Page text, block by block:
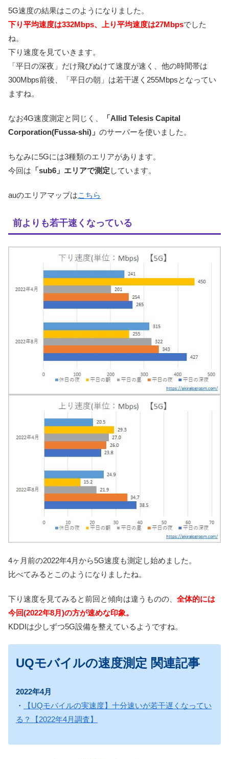
5G速度の結果はこのようになりました。
下り平均速度は332Mbps、上り平均速度は27Mbpsでした
ね。
下り速度を見ていきます。
「平日の深夜」だけ飛びぬけて速度が速く、他の時間帯は
300Mbps前後、「平日の朝」は若干遅く255Mbpsとなってい
ますね。
なお4G速度測定と同じく、
「Allid Telesis Capital
Corporation(Fussa-shi)」 のサーバーを使いました。
ちなみに5Gには3種類のエリアがあります。
今回は 「sub6」エリアで測定 しています。
auのエリアマップはこちら
前よりも若干速くなっている
4ヶ月前の2022年4月から5G速度も測定し始めました。
比べてみるとこのようになりましたね。
下り速度を見てみると前回と傾向は違うものの、 全体的には
今回(2022年8月)の方が速めな印象。
KDDIは少しずつ5G設備を整えているようですね。
UQモバイルの速度測定 関連記事
2022年4月
・
【UQモバイルの実速度】十分速いが若干遅くなってい
る？【2022年4月調査】